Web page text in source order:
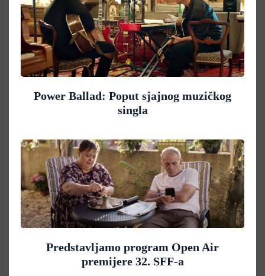
Power Ballad: Poput sjajnog muzičkog
singla
Predstavljamo program Open Air
premijere 32. SFF-a